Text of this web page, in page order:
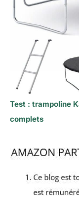
Test : trampoline
complets